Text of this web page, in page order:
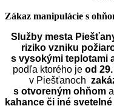
Zákaz manipulácie s
Služby mesta
riziko vzniku
s vysokými teplotami
podľa ktorého je od
v Piešťanoch
s otvoreným ohňoma
kahance či iné